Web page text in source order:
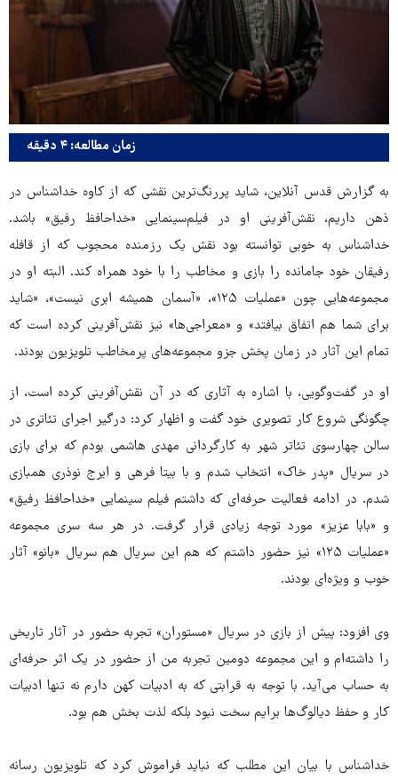
زمان مطالعه: ۴ دقیقه
به گزارش قدس آنلاین، شاید پررنگ‌ترین نقشی که از کاوه خداشناس در
ذهن داریم، نقش‌آفرینی او در فیلم‌سینمایی «خداحافظ رفیق» باشد.
خداشناس به خوبی توانسته بود نقش یک رزمنده محجوب که از قافله
رفیقان خود جامانده را بازی و مخاطب را با خود همراه کند. البته او در
مجموعه‌هایی چون «عملیات ۱۲۵»، «آسمان همیشه ابری نیست»، «شاید
برای شما هم اتفاق بیافتد» و «معراجی‌ها» نیز نقش‌آفرینی کرده است که
تمام این آثار در زمان پخش جزو مجموعه‌های پرمخاطب تلویزیون بودند.
او در گفت‌وگویی، با اشاره به آثاری که در آن نقش‌آفرینی کرده است، از
چگونگی شروع کار تصویری خود گفت و اظهار کرد: درگیر اجرای تئاتری در
سالن چهارسوی تئاتر شهر به کارگردانی مهدی هاشمی بودم که برای بازی
در سریال «پدر خاک» انتخاب شدم و با بیتا فرهی و ایرج نوذری همبازی
شدم. در ادامه فعالیت حرفه‌ای که داشتم فیلم سینمایی «خداحافظ رفیق»
و «بابا عزیز» مورد توجه زیادی قرار گرفت. در هر سه سری مجموعه
«عملیات ۱۲۵» نیز حضور داشتم که هم این سریال هم سریال «بانو» آثار
خوب و ویژه‌ای بودند.
وی افزود: پیش از بازی در سریال «مستوران» تجربه حضور در آثار تاریخی
را داشته‌ام و این مجموعه دومین تجربه من از حضور در یک اثر حرفه‌ای
به حساب می‌آید. با توجه به قرابتی که به ادبیات کهن دارم نه تنها ادبیات
کار و حفظ دیالوگ‌ها برایم سخت نبود بلکه لذت بخش هم بود.
خداشناس با بیان این مطلب که نباید فراموش کرد که تلویزیون رسانه